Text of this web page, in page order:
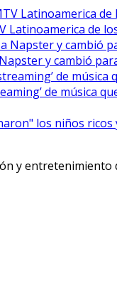
Latinoamerica de
y cambió
de música
los niños ricos
y